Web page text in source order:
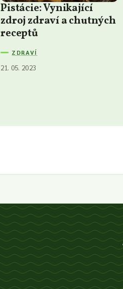
Pistácie: Vynikající
zdroj zdraví a chutných
receptů
ZDRAVÍ
21. 05. 2023